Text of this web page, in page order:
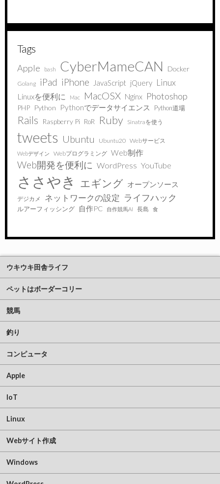
Tags
Apple bash CyberMameCAN Docker
Golang iPad iPhone JavaScript jQuery Linux
Linuxを便利に Mac MacOSX Nginx Photoshop
PHP Python Pythonでデータサイエンス Python道場
Rails Raspberry Pi RoR Ruby Sinatraを使う
tweets Ubuntu Ubuntu20 Webサービス
Webデザイン Webプログラミング Web制作
Web開発を便利に WordPress YouTube
ささやき エギング オープンソース
デジカメ ネットワークの設定 ライフハック
ルアーフィッシング 自作PC 自作競馬AI 長島 食
ウキウキ田舎ライフ
ペットはボーダーコリー
競馬
釣り
コンピュータ
Apple
IoT
Linux
Webサイト作成
Windows